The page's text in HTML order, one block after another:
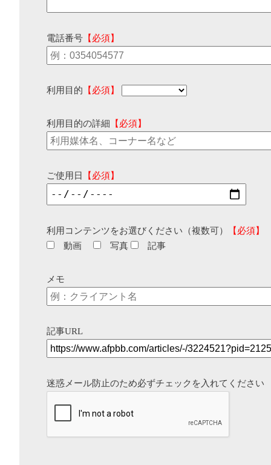
電話番号 【必須】
利用目的 【必須】
利用目的の詳細 【必須】
ご使用日 【必須】
利用コンテンツをお選びください（複数可）
【必須】
動画
写真 記事
メモ
記事URL
迷惑メール防止のため必ずチェックを入れてください